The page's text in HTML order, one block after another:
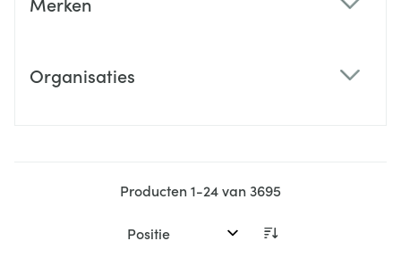
Organisaties
Producten1-24van3695
Sorteer op: